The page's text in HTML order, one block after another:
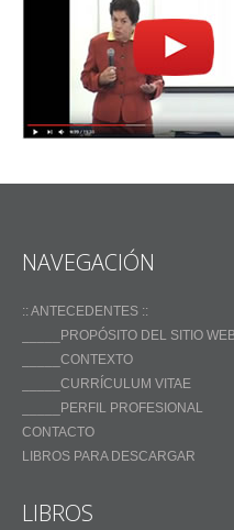
NAVEGACIÓN
:: ANTECEDENTES ::
_____PROPÓSITO DEL SITIO
_____CONTEXTO
_____CURRÍCULUM VITAE
_____PERFIL PROFESIONAL
CONTACTO
LIBROS PARA DESCARGAR
LIBROS